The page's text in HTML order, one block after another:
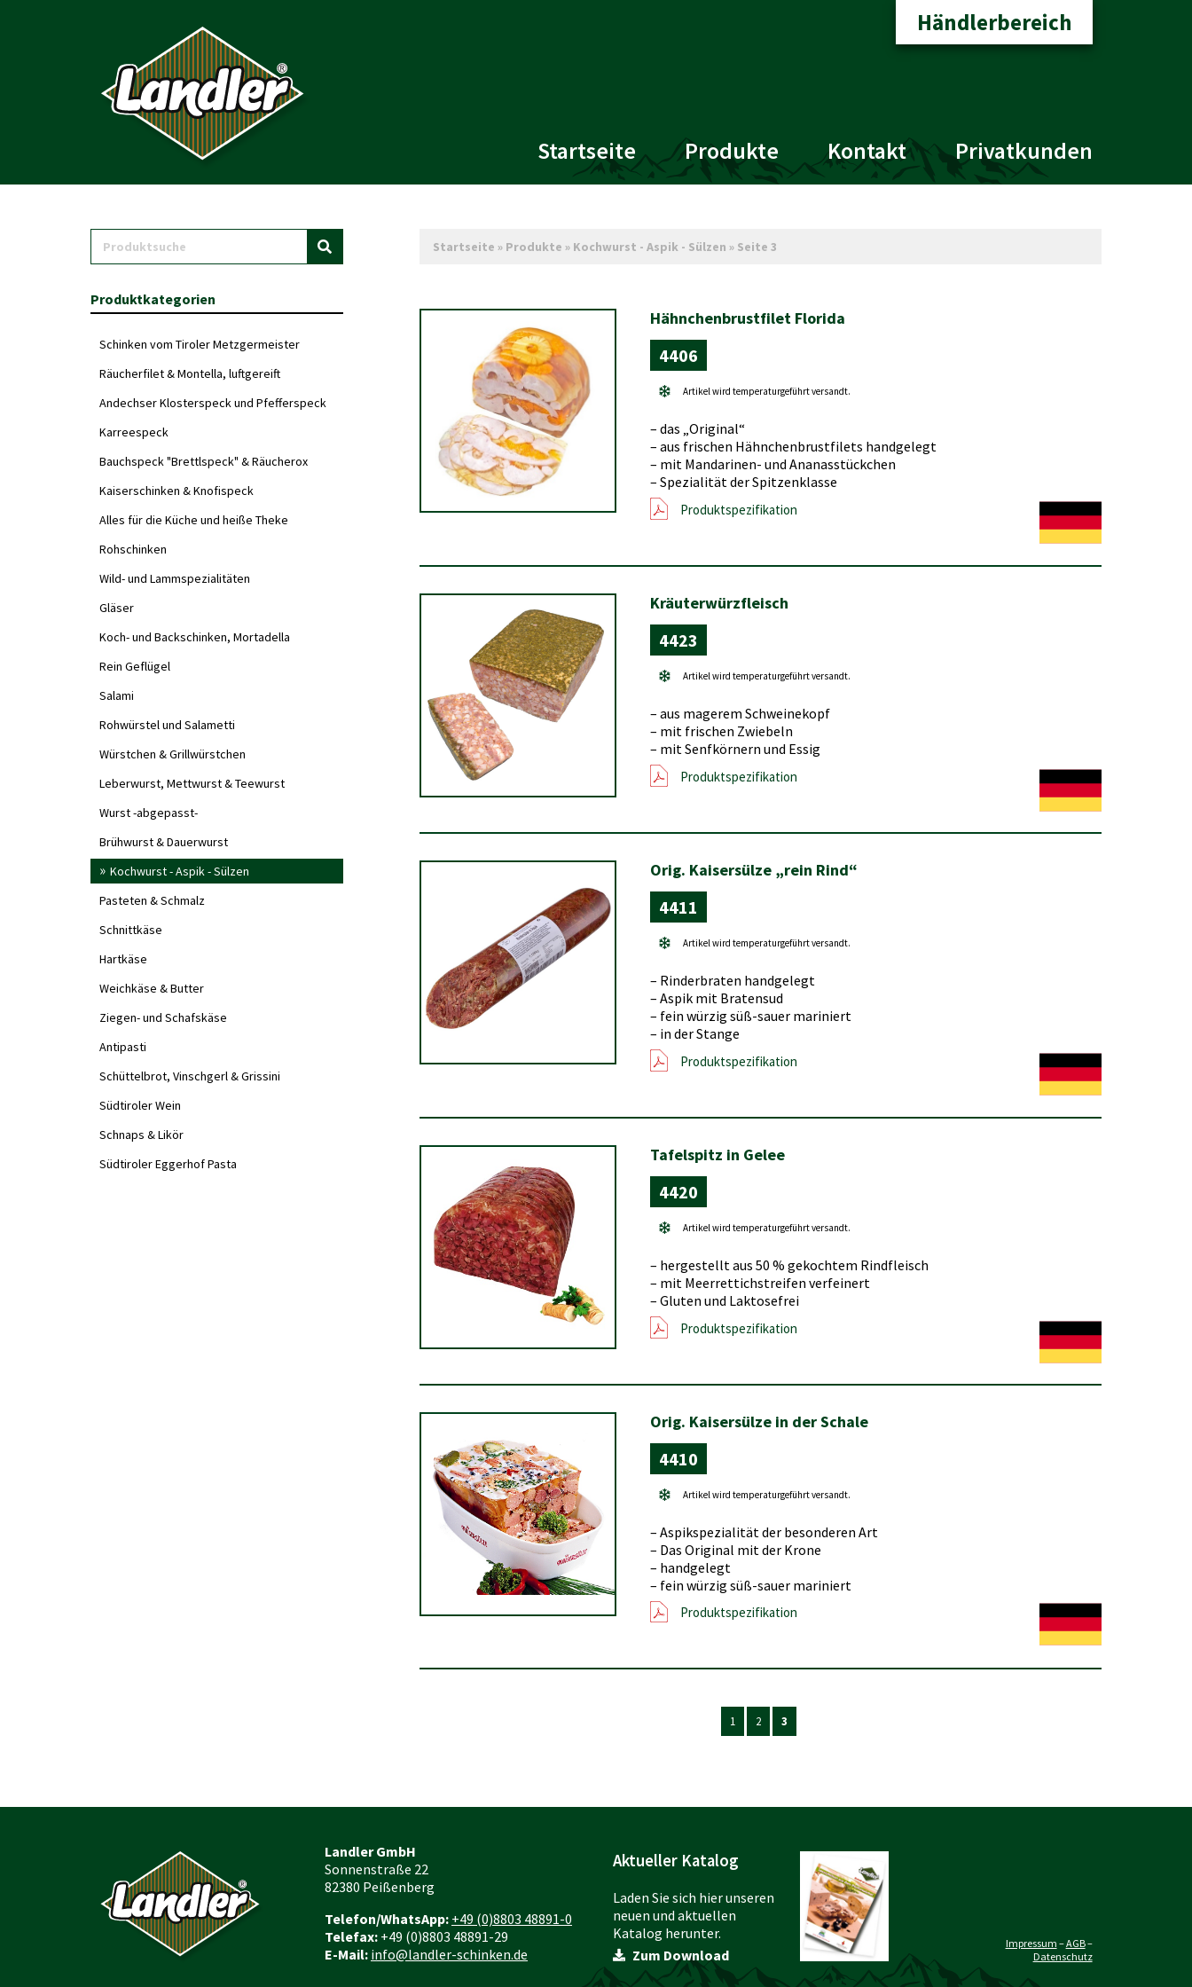
Händlerbereich
Startseite Produkte Kontakt Privatkunden
Startseite » Produkte » Kochwurst - Aspik - Sülzen » Seite 3
Produktkategorien
Schinken vom Tiroler Metzgermeister
Räucherfilet & Montella, luftgereift
Andechser Klosterspeck und Pfefferspeck
Karreespeck
Bauchspeck "Brettlspeck" & Räucherox
Kaiserschinken & Knofispeck
Alles für die Küche und heiße Theke
Rohschinken
Wild- und Lammspezialitäten
Gläser
Koch- und Backschinken, Mortadella
Rein Geflügel
Salami
Rohwürstel und Salametti
Würstchen & Grillwürstchen
Leberwurst, Mettwurst & Teewurst
Wurst -abgepasst-
Brühwurst & Dauerwurst
Kochwurst - Aspik - Sülzen
Pasteten & Schmalz
Schnittkäse
Hartkäse
Weichkäse & Butter
Ziegen- und Schafskäse
Antipasti
Schüttelbrot, Vinschgerl & Grissini
Südtiroler Wein
Schnaps & Likör
Südtiroler Eggerhof Pasta
Hähnchenbrustfilet Florida
4406
Artikel wird temperaturgeführt versandt.
– das „Original“
– aus frischen Hähnchenbrustfilets handgelegt
– mit Mandarinen- und Ananasstückchen
– Spezialität der Spitzenklasse
Produktspezifikation
Kräuterwürzfleisch
4423
Artikel wird temperaturgeführt versandt.
– aus magerem Schweinekopf
– mit frischen Zwiebeln
– mit Senfkörnern und Essig
Produktspezifikation
Orig. Kaisersülze „rein Rind“
4411
Artikel wird temperaturgeführt versandt.
– Rinderbraten handgelegt
– Aspik mit Bratensud
– fein würzig süß-sauer mariniert
– in der Stange
Produktspezifikation
Tafelspitz in Gelee
4420
Artikel wird temperaturgeführt versandt.
– hergestellt aus 50 % gekochtem Rindfleisch
– mit Meerrettichstreifen verfeinert
– Gluten und Laktosefrei
Produktspezifikation
Orig. Kaisersülze in der Schale
4410
Artikel wird temperaturgeführt versandt.
– Aspikspezialität der besonderen Art
– Das Original mit der Krone
– handgelegt
– fein würzig süß-sauer mariniert
Produktspezifikation
1 2 3
Landler GmbH
Sonnenstraße 22
82380 Peißenberg
Telefon/WhatsApp: +49 (0)8803 48891-0
Telefax: +49 (0)8803 48891-29
E-Mail: info@landler-schinken.de
Aktueller Katalog
Laden Sie sich hier unseren
neuen und aktuellen
Katalog herunter.
Zum Download
Impressum –AGB–
Datenschutz